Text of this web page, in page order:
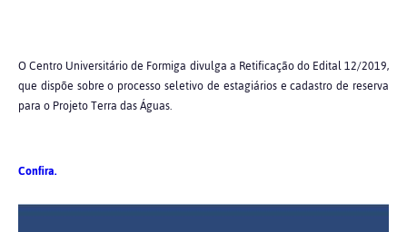
O Centro Universitário de Formiga divulga a Retificação do Edital 12/2019,
que dispõe sobre o processo seletivo de estagiários e cadastro de reserva
para o Projeto Terra das Águas.
Confira.